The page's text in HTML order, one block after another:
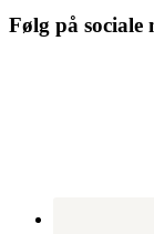
Følg på sociale